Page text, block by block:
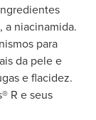
a niacinamida.
para
da pele e
e flacidez.
R e seus